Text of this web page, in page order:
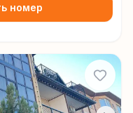
номер